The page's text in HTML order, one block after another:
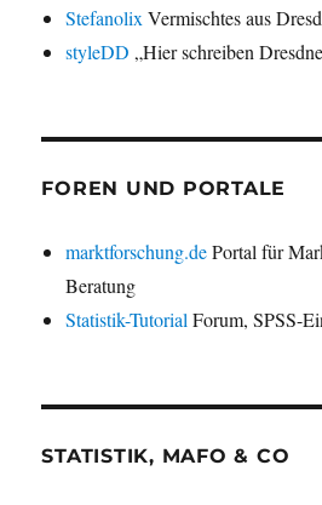
StefanolixVermischtes aus
styleDD „Hier schreiben
FOREN UND PORTALE
marktforschung.dePortal für
Beratung
Statistik-TutorialForum, SPSS-
STATISTIK, MAFO & CO